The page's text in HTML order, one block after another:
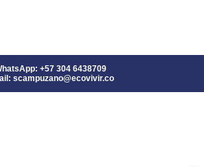
+57 304 6438709
scampuzano@ecovivir.co